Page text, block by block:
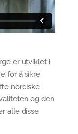
er utviklet i
for å sikre
nordiske
og den
alle disse